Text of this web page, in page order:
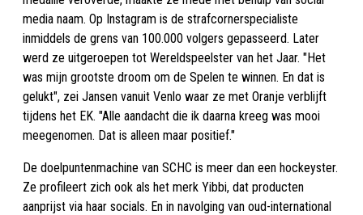
media naam. Op Instagram is de strafcornerspecialiste
inmiddels de grens van 100.000 volgers gepasseerd. Later
werd ze uitgeroepen tot Wereldspeelster van het Jaar. "Het
was mijn grootste droom om de Spelen te winnen. En dat is
gelukt", zei Jansen vanuit Venlo waar ze met Oranje verblijft
tijdens het EK. "Alle aandacht die ik daarna kreeg was mooi
meegenomen. Dat is alleen maar positief."
De doelpuntenmachine van SCHC is meer dan een hockeyster.
Ze profileert zich ook als het merk Yibbi, dat producten
aanprijst via haar socials. En in navolging van oud-international